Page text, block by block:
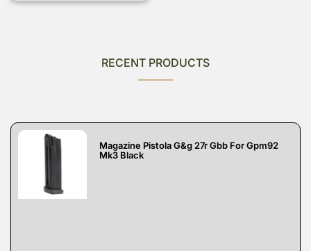
RECENT PRODUCTS
Magazine Pistola G&g 27r Gbb For Gpm92
Mk3 Black